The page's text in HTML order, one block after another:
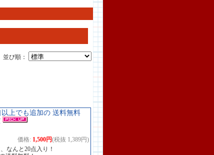
並び順：
上でも追加の 送料無料
価格: 1,500円(税抜 1,389円)
なんと20点入り！